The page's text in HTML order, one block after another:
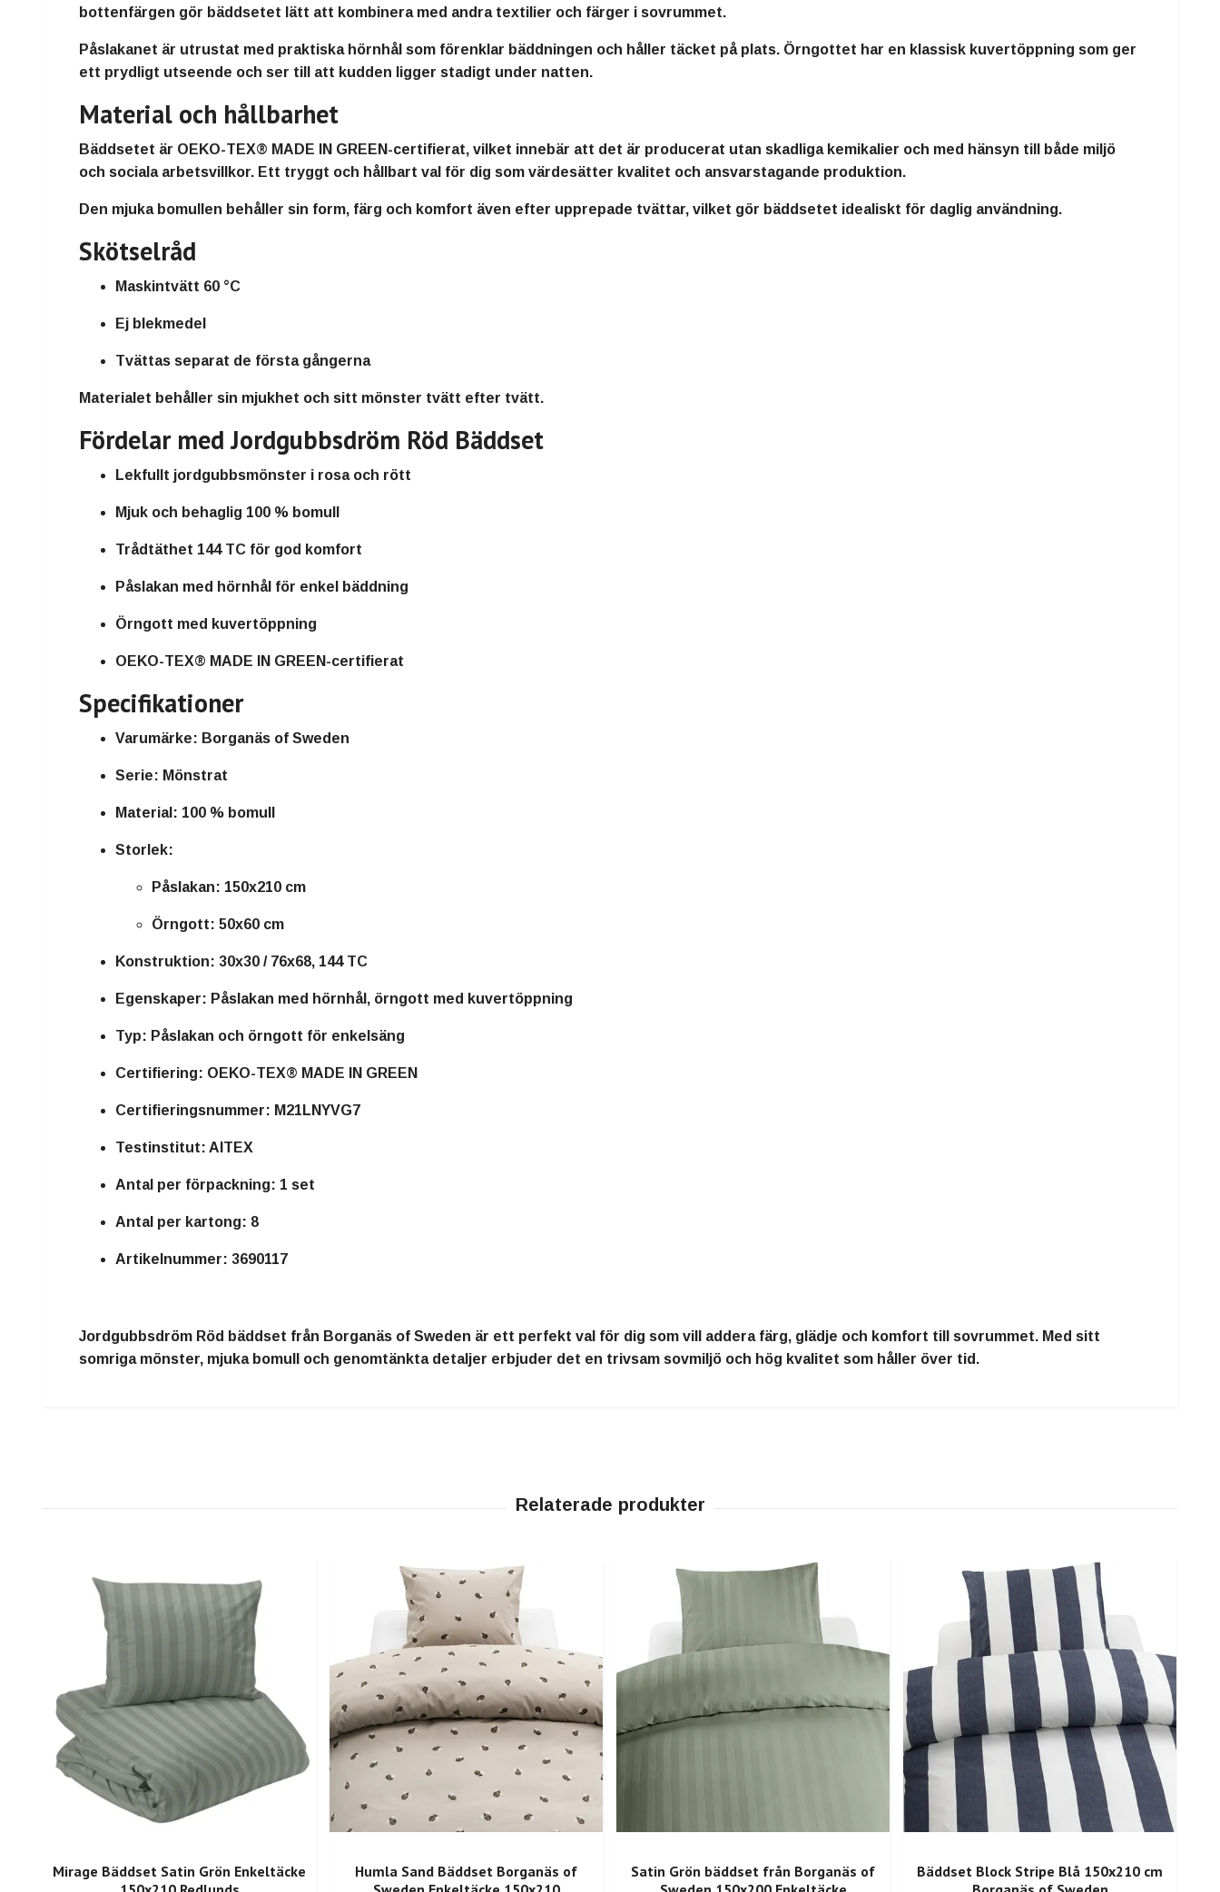
bottenfärgen gör bäddsetet lätt att kombinera med andra textilier och färger i sovrummet.
Påslakanet är utrustat med praktiska hörnhål som förenklar bäddningen och håller täcket på plats. Örngottet har en klassisk kuvertöppning som ger
ett prydligt utseende och ser till att kudden ligger stadigt under natten.
Material och hållbarhet
Bäddsetet är OEKO-TEX® MADE IN GREEN-certifierat, vilket innebär att det är producerat utan skadliga kemikalier och med hänsyn till både miljö
och sociala arbetsvillkor. Ett tryggt och hållbart val för dig som värdesätter kvalitet och ansvarstagande produktion.
Den mjuka bomullen behåller sin form, färg och komfort även efter upprepade tvättar, vilket gör bäddsetet idealiskt för daglig användning.
Skötselråd
Maskintvätt 60 °C
Ej blekmedel
Tvättas separat de första gångerna
Materialet behåller sin mjukhet och sitt mönster tvätt efter tvätt.
Fördelar med Jordgubbsdröm Röd Bäddset
Lekfullt jordgubbsmönster i rosa och rött
Mjuk och behaglig 100 % bomull
Trådtäthet 144 TC för god komfort
Påslakan med hörnhål för enkel bäddning
Örngott med kuvertöppning
OEKO-TEX® MADE IN GREEN-certifierat
Specifikationer
Varumärke: Borganäs of Sweden
Serie: Mönstrat
Material: 100 % bomull
Storlek:
Påslakan: 150x210 cm
Örngott: 50x60 cm
Konstruktion: 30x30 / 76x68, 144 TC
Egenskaper: Påslakan med hörnhål, örngott med kuvertöppning
Typ: Påslakan och örngott för enkelsäng
Certifiering: OEKO-TEX® MADE IN GREEN
Certifieringsnummer: M21LNYVG7
Testinstitut: AITEX
Antal per förpackning: 1 set
Antal per kartong: 8
Artikelnummer: 3690117
Jordgubbsdröm Röd bäddset från Borganäs of Sweden är ett perfekt val för dig som vill addera färg, glädje och komfort till sovrummet. Med sitt
somriga mönster, mjuka bomull och genomtänkta detaljer erbjuder det en trivsam sovmiljö och hög kvalitet som håller över tid.
Mirage Bäddset Satin Grön Enkeltäcke
Humla Sand Bäddset Borganäs of
Satin Grön bäddset från Borganäs of
Bäddset Block Stripe Blå 150x210 cm